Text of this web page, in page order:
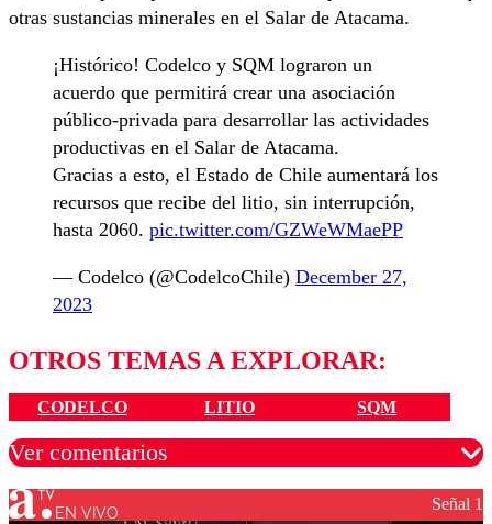
otras sustancias minerales en el Salar de Atacama.
¡Histórico! Codelco y SQM lograron un
acuerdo que permitirá crear una asociación
público-privada para desarrollar las actividades
productivas en el Salar de Atacama.
Gracias a esto, el Estado de Chile aumentará los
recursos que recibe del litio, sin interrupción,
hasta 2060. pic.twitter.com/GZWeWMaePP
— Codelco (@CodelcoChile) December 27,
2023
OTROS TEMAS A EXPLORAR:
CODELCO LITIO SQM
Ver comentarios
EN VIVO Señal 1